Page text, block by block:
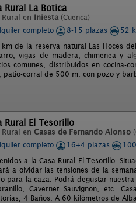
Rural La Botica
Rural en Iniesta (Cuenca)
completo
8-15 plazas
52
de la reserva natural Las Hoces
vigas de madera, chimenea y
comunes, distribuidos en cocina-
patio-corral de 500 m. con pozo y
Rural El Tesorillo
Rural en Casas de Fernando Alonso
completo
16+4 plazas
a la Casa Rural El Tesorillo.
a olvidar las tensiones de la
para la caza. Podrá degustar
Cavernet Sauvignon, etc.
4 Baños. A 60 kilómetros de